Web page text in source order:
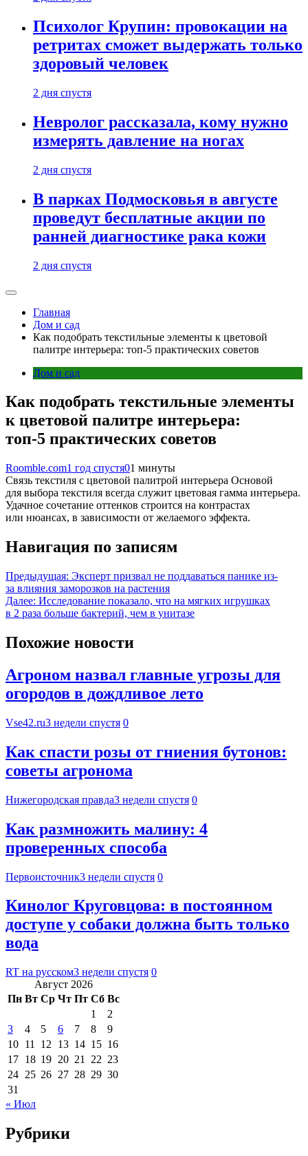
Психолог Крупин: провокации на
ретритах сможет выдержать только
здоровый человек
2 дня спустя
Невролог рассказала, кому нужно
измерять давление на ногах
2 дня спустя
В парках Подмосковья в августе
проведут бесплатные акции по
ранней диагностике рака кожи
2 дня спустя
Главная
Дом и сад
Как подобрать текстильные элементы к цветовой
палитре интерьера: топ-5 практических советов
Дом и сад
Как подобрать текстильные элементы
к цветовой палитре интерьера:
топ-5 практических советов
Roomble.com1 год спустя01 минуты
Связь текстиля с цветовой палитрой интерьера Основой
для выбора текстиля всегда служит цветовая гамма интерьера.
Удачное сочетание оттенков строится на контрастах
или нюансах, в зависимости от желаемого эффекта.
Навигация по записям
Предыдущая: Эксперт призвал не поддаваться панике из-
за влияния заморозков на растения
Далее: Исследование показало, что на мягких игрушках
в 2 раза больше бактерий, чем в унитазе
Похожие новости
Агроном назвал главные угрозы для
огородов в дождливое лето
Vse42.ru3 недели спустя 0
Как спасти розы от гниения бутонов:
советы агронома
Нижегородская правда3 недели спустя 0
Как размножить малину: 4
проверенных способа
Первоисточник3 недели спустя 0
Кинолог Круговцова: в постоянном
доступе у собаки должна быть только
вода
RT на русском3 недели спустя 0
Август 2026
Пн Вт Ср Чт Пт Сб Вс
1
2
3
4 5 6 7 8
9
10 11 12 13 14 15 16
17 18 19 20 21 22 23
24 25 26 27 28 29 30
31
« Июл
Рубрики